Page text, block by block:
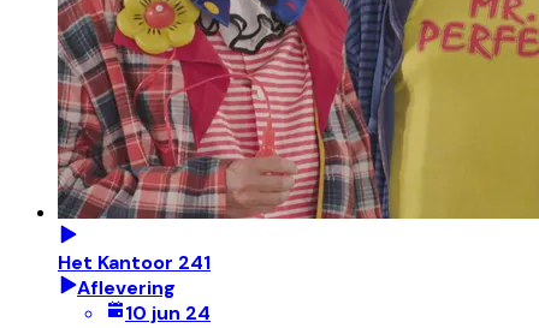
Het Kantoor 241
Aflevering
10 jun 24